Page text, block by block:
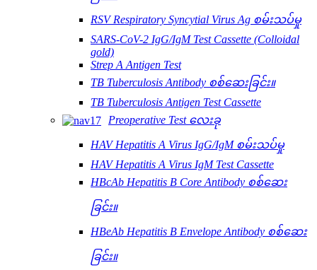
RSV Respiratory Syncytial Virus Ag စမ်းသပ်မှု
SARS-CoV-2 IgG/IgM Test Cassette (Colloidal
gold)
Strep A Antigen Test
TB Tuberculosis Antibody စစ်ဆေးခြင်း။
TB Tuberculosis Antigen Test Cassette
Preoperative Test လေးခု
HAV Hepatitis A Virus IgG/IgM စမ်းသပ်မှု
HAV Hepatitis A Virus IgM Test Cassette
HBcAb Hepatitis B Core Antibody စစ်ဆေး
ခြင်း။
HBeAb Hepatitis B Envelope Antibody စစ်ဆေး
ခြင်း။